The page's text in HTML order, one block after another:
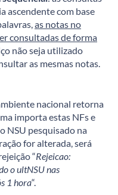
ascendente com base
as notas no
consultadas de forma
não seja utilizado
as mesmas notas.
nacional retorna
importa estas NFs e
NSU pesquisado na
for alterada, será
“Rejeicao:
o ultNSU nas
1 hora“.